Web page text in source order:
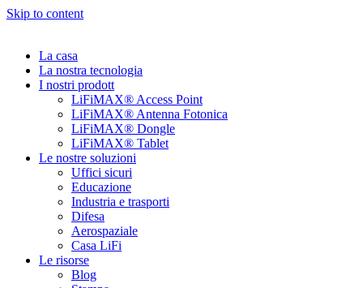
Skip to content
La casa
La nostra tecnologia
I nostri prodott
LiFiMAX® Access Point
LiFiMAX® Antenna Fotonica
LiFiMAX® Dongle
LiFiMAX® Tablet
Le nostre soluzioni
Uffici sicuri
Educazione
Industria e trasporti
Difesa
Aerospaziale
Casa LiFi
Le risorse
Blog